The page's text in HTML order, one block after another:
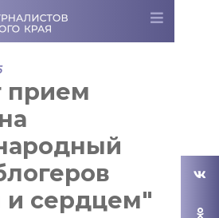
прием
сердцем"